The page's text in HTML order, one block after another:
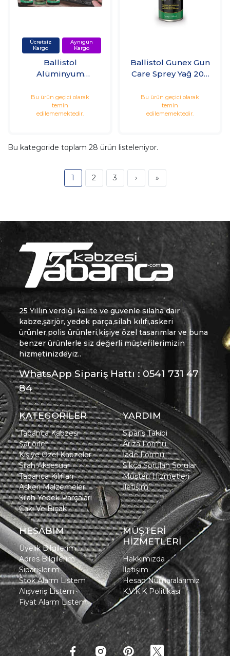
Ballistol
Alüminyum
Bu ürün geçici olarak
temin
edilememektedir.
Ballistol Gunex Gun
Care Sprey Yağ 200
Bu ürün geçici olarak
temin
edilememektedir.
Bu kategoride toplam 28 ürün listeleniyor.
1 2 3 › »
25 Yıllın verdiği kalite ve güvenle silaha dair
kabze,şarjör, yedek parça,silah kılıfı,askeri
ürünler,polis ürünleri,kişiye özel tasarımlar ve buna
benzer ürünlerle siz değerli müşterilerimizin
hizmetinizdeyiz..
WhatsApp Sipariş Hattı : 0541 731 47
84
KATEGORİLER
Tabanca Kabzesi
Şarjörler
Kişiye Özel Kabzeler
Silah Aksesuar
Tabanca Kılıfları
Askeri Malzemeler
Silah Yedek Parçaları
Çakı Ve Bıçak
YARDIM
Sipariş Takibi
Arıza Formu
İade Formu
Sıkça Sorulan Sorular
Müşteri Hizmetleri
İletişim
HESABIM
Üyelik Bilgilerim
Adres Bilgilerim
Siparişlerim
Stok Alarm Listem
Alışveriş Listem
Fiyat Alarm Listem
MÜŞTERİ
HİZMETLERİ
Hakkımızda
İletişim
Hesap Numaralarımız
K.V.K.K Politikası